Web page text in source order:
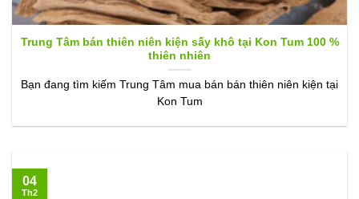
Trung Tâm bán thiên niên kiện sấy khô tại Kon Tum 100 %
thiên nhiên
Bạn đang tìm kiếm Trung Tâm mua bán bán thiên niên kiện tại
Kon Tum
04
Th2